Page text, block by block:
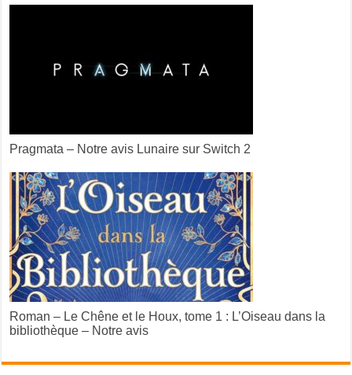
Pragmata – Notre avis Lunaire sur Switch 2
Roman – Le Chêne et le Houx, tome 1 : L’Oiseau dans la
bibliothèque – Notre avis